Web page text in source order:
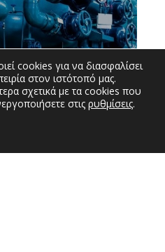
cookies για να διασφαλίσει
στον ιστότοπό μας.
σχετικά με τα cookies που
στις ρυθμίσεις.